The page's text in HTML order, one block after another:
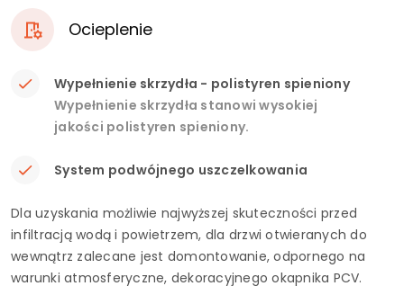
Ocieplenie
Wypełnienie skrzydła - polistyren spieniony
Wypełnienie skrzydła stanowi wysokiej
jakości polistyren spieniony.
System podwójnego uszczelkowania
Dla uzyskania możliwie najwyższej skuteczności przed
infiltracją wodą i powietrzem, dla drzwi otwieranych do
wewnątrz zalecane jest domontowanie, odpornego na
warunki atmosferyczne, dekoracyjnego okapnika PCV.